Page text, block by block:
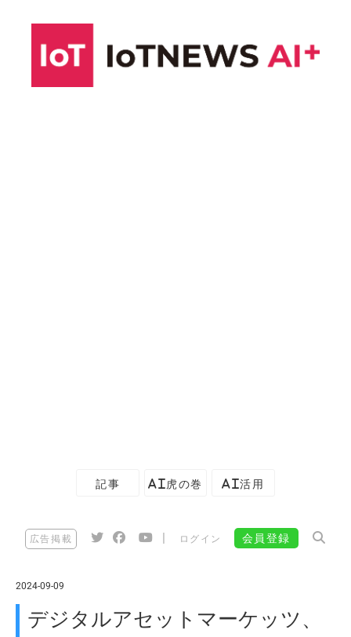
記事 AI虎の巻 AI活用
広告掲載 ログイン 会員登録
2024-09-09
デジタルアセットマーケッツ、